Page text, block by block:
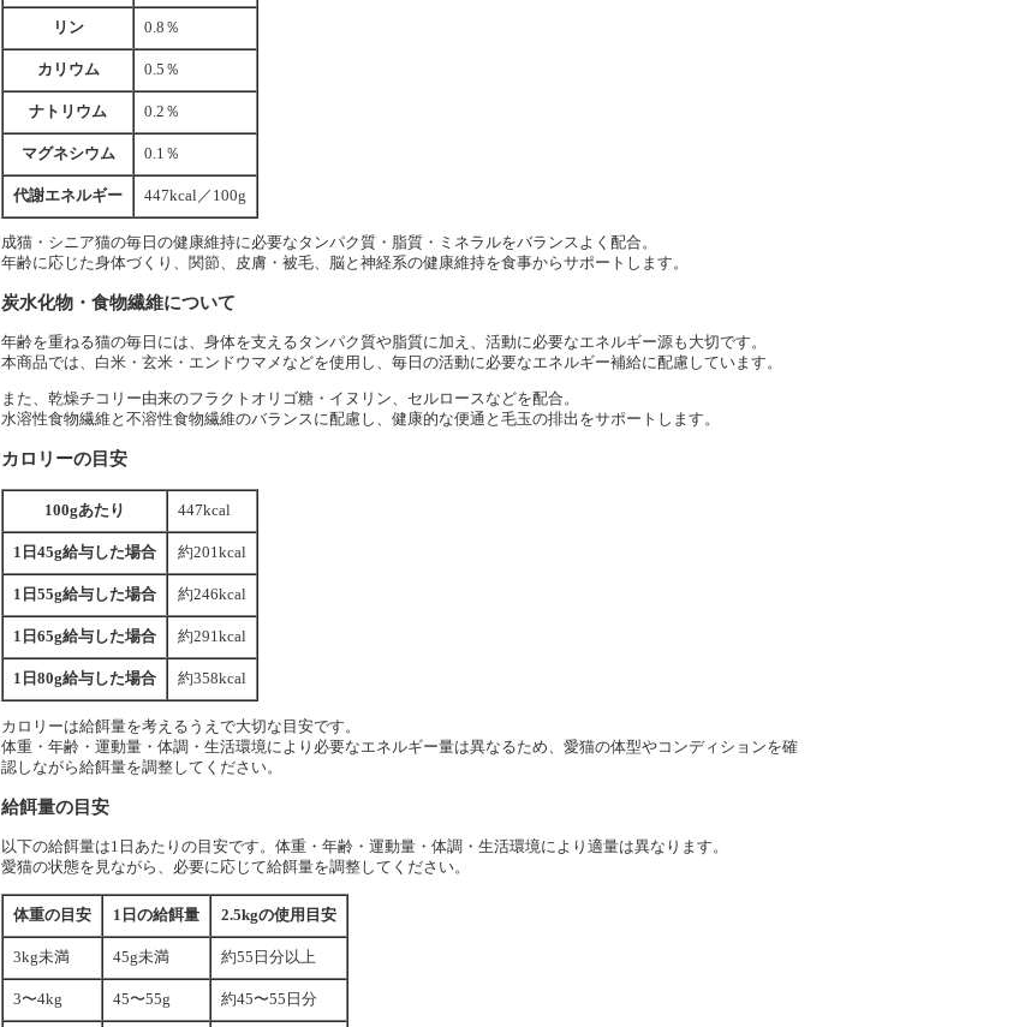
リン 0.8％
カリウム 0.5％
ナトリウム 0.2％
マグネシウム 0.1％
代謝エネルギー 447kcal／100g
成猫・シニア猫の毎日の健康維持に必要なタンパク質・脂質・ミネラルをバランスよく配合。
年齢に応じた身体づくり、関節、皮膚・被毛、脳と神経系の健康維持を食事からサポートします。
炭水化物・食物繊維について
年齢を重ねる猫の毎日には、身体を支えるタンパク質や脂質に加え、活動に必要なエネルギー源も大切です。
本商品では、白米・玄米・エンドウマメなどを使用し、毎日の活動に必要なエネルギー補給に配慮しています。
また、乾燥チコリー由来のフラクトオリゴ糖・イヌリン、セルロースなどを配合。
水溶性食物繊維と不溶性食物繊維のバランスに配慮し、健康的な便通と毛玉の排出をサポートします。
カロリーの目安
100gあたり 447kcal
1日45g給与した場合 約201kcal
1日55g給与した場合 約246kcal
1日65g給与した場合 約291kcal
1日80g給与した場合 約358kcal
カロリーは給餌量を考えるうえで大切な目安です。
体重・年齢・運動量・体調・生活環境により必要なエネルギー量は異なるため、愛猫の体型やコンディションを確
認しながら給餌量を調整してください。
給餌量の目安
以下の給餌量は1日あたりの目安です。体重・年齢・運動量・体調・生活環境により適量は異なります。
愛猫の状態を見ながら、必要に応じて給餌量を調整してください。
体重の目安 1日の給餌量 2.5kgの使用目安
3kg未満 45g未満 約55日分以上
3〜4kg 45〜55g 約45〜55日分